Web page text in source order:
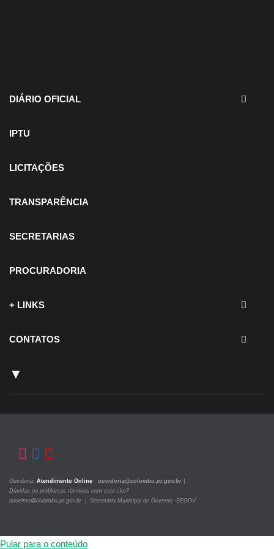
Processo Seletivo
DIÁRIO OFICIAL
IPTU
LICITAÇÕES
TRANSPARÊNCIA
SECRETARIAS
PROCURADORIA
+ LINKS
CONTATOS
▼
Ouvidoria: Atendimento Online ouvidoria@colombo.pr.gov.br
Dúvidas ou problemas técnicos com este site?
ancelmo@colombo.pr.gov.br | Secretaria Municipal de Governo -SEGOV
Pular para o conteúdo